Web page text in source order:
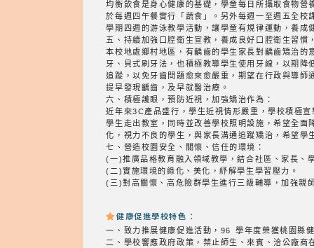
均衡飲食是身心健康的基礎，學童每日所攝取食物
於每週四午餐實行「蔬食」。另外每週一至週五全
學期四週的游泳教學活動，讓學童有規律運動，養成
五、持續加強口腔衛生宣教，養成良好口腔衛生習慣
本校地處鄉村地區，有齲齒的學生家長對齲齒矯治
牙、貝式刷牙法，也積極教導學生使用牙線，以期
追蹤，以免牙齒問題愈來愈嚴重，期望在行政與導
提早發現齲齒，及早就醫治療。
六、積極護眼，預防近視，加強矯治作為：
近年來3C產品盛行，學生近視情形嚴重，學校積極
學生走出教室，同時並改善學校照明設施，希望全
化，視力不良的學生，與家長溝通追蹤矯治，希望學
七、營造校園安全、關懷、信任的環境：
(一)推廣品格教育融入領域教學，結合社區、家長、
(二)實施環境的綠化、美化，紓解學生學習壓力。
(三)對高關懷、高危險群學生進行三級輔導，加強親
健康促進學校特色：
一、致力推展健康促進活動，96 學年度榮獲桃園縣
二、學校響應政府政策，禁止師生、來賓、洽公廠